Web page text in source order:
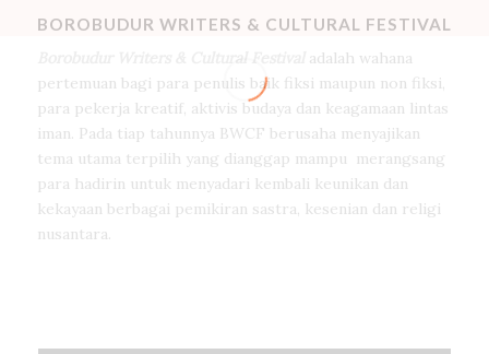
BOROBUDUR WRITERS & CULTURAL FESTIVAL
Borobudur Writers & Cultural Festival adalah wahana
pertemuan bagi para penulis baik fiksi maupun non fiksi,
para pekerja kreatif, aktivis budaya dan keagamaan lintas
iman. Pada tiap tahunnya BWCF berusaha menyajikan
tema utama terpilih yang dianggap mampu merangsang
para hadirin untuk menyadari kembali keunikan dan
kekayaan berbagai pemikiran sastra, kesenian dan religi
nusantara.